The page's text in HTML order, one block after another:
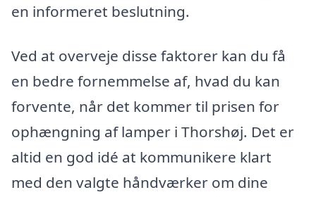
en informeret beslutning.
Ved at overveje disse faktorer kan du få
en bedre fornemmelse af, hvad du kan
forvente, når det kommer til prisen for
ophængning af lamper i Thorshøj. Det er
altid en god idé at kommunikere klart
med den valgte håndværker om dine